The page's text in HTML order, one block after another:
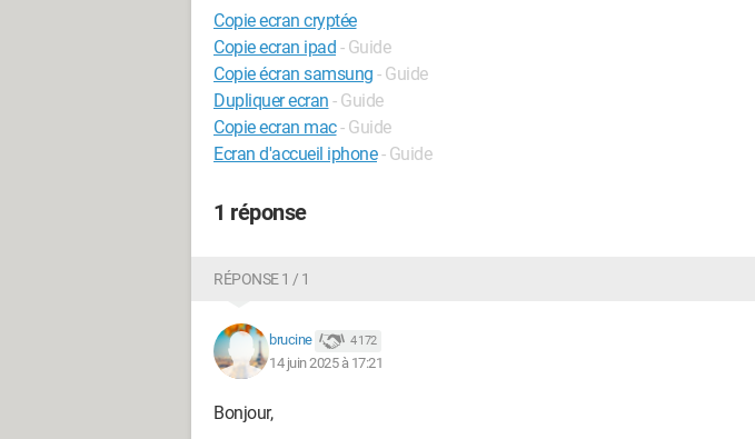
Copie ecran cryptée
Copie ecran ipad - Guide
Copie écran samsung - Guide
Dupliquer ecran - Guide
Copie ecran mac- Guide
Ecran d'accueil iphone - Guide
1 réponse
RÉPONSE 1 / 1
brucine 4 172
14 juin 2025 à 17:21
Bonjour,